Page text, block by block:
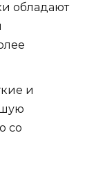
обладают
и
со